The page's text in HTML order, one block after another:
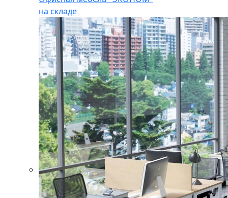
на складе